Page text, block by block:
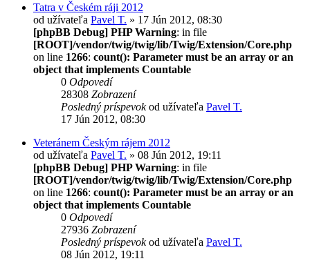
Tatra v Českém ráji 2012
od užívateľa Pavel T. » 17 Jún 2012, 08:30
[phpBB Debug] PHP Warning: in file
[ROOT]/vendor/twig/twig/lib/Twig/Extension/Core.php
on line 1266: count(): Parameter must be an array or an
object that implements Countable
0 Odpovedí
28308 Zobrazení
Posledný príspevokod užívateľa Pavel T.
17 Jún 2012, 08:30
Veteránem Českým rájem 2012
od užívateľa Pavel T. » 08 Jún 2012, 19:11
[phpBB Debug] PHP Warning: in file
[ROOT]/vendor/twig/twig/lib/Twig/Extension/Core.php
on line 1266: count(): Parameter must be an array or an
object that implements Countable
0 Odpovedí
27936 Zobrazení
Posledný príspevokod užívateľa Pavel T.
08 Jún 2012, 19:11